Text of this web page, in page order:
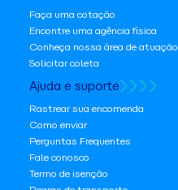
Faça uma cotação
Encontre uma agência física
Conheça nossa área de atuação
Solicitar coleta
Ajuda e suporte
Rastrear sua encomenda
Como enviar
Perguntas Frequentes
Fale conosco
Termo de isenção